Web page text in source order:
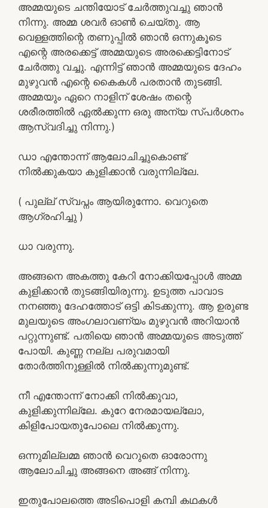
അമ്മയുടെ ചന്തിയോട് ചേർത്തുവച്ചു ഞാൻ
നിന്നു. അമ്മ ശവർ ഓൺ ചെയ്തു. ആ
വെള്ളത്തിന്റെ തണുപ്പിൽ ഞാൻ ഒന്നുകൂടെ
എന്റെ അരക്കെട്ട് അമ്മയുടെ അരക്കെട്ടിനോട്
ചേർത്തു വച്ചു. എന്നിട്ട് ഞാൻ അമ്മയുടെ ദേഹം
മുഴുവൻ എന്റെ കൈകൾ പരതാൻ തുടങ്ങി.
അമ്മയും ഏറെ നാളിന് ശേഷം തന്റെ
ശരീരത്തിൽ ഏൽക്കുന്ന ഒരു അന്യ സ്പർശനം
ആസ്വദിച്ചു നിന്നു.)
ഡാ എന്തോന്ന് ആലോചിച്ചുകൊണ്ട്
നിൽക്കുകയാ കുളിക്കാൻ വരുന്നില്ലേ.
( പുല്ല് സ്വപ്നം ആയിരുന്നോ. വെറുതെ
ആഗ്രഹിച്ചു )
ധാ വരുന്നു.
അങ്ങനെ അകത്തു കേറി നോക്കിയപ്പോൾ അമ്മ
കുളിക്കാൻ തുടങ്ങിയിരുന്നു. ഉടുത്ത പാവാട
നനഞ്ഞു ദേഹത്തോട് ഒട്ടി കിടക്കുന്നു. ആ ഉരുണ്ട
മുലയുടെ അംഗലാവണ്യം മുഴുവൻ അറിയാൻ
പറ്റുന്നുണ്ട്. പതിയെ ഞാൻ അമ്മയുടെ അടുത്ത്
പോയി. കുണ്ണ നല്ല പരുവമായി
തോർത്തിനുള്ളിൽ നിൽക്കുന്നുമുണ്ട്.
നീ എന്തോന്ന് നോക്കി നിൽക്കുവാ,
കുളിക്കുന്നില്ലേ. കുറേ നേരമായല്ലോ,
കിളിപോയതുപോലെ നിൽക്കുന്നു.
ഒന്നുമില്ലമ്മ ഞാൻ വെറുതെ ഓരോന്നു
ആലോചിച്ചു അങ്ങനെ അങ്ങ് നിന്നു.
ഇതുപോലത്തെ അടിപൊളി കമ്പി കഥകൾ